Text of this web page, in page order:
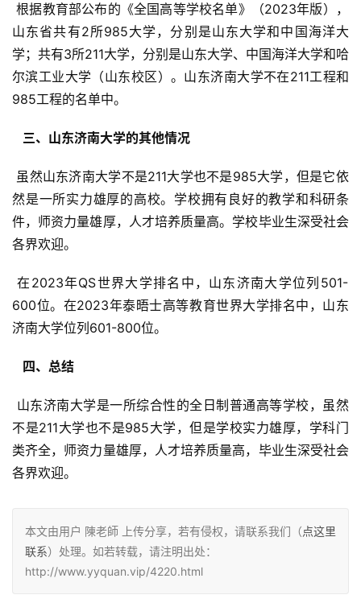
根据教育部公布的《全国高等学校名单》（2023年版），
山东省共有2所985大学，分别是山东大学和中国海洋大
学；共有3所211大学，分别是山东大学、中国海洋大学和哈
尔滨工业大学（山东校区）。山东济南大学不在211工程和
985工程的名单中。
  三、山东济南大学的其他情况
然是一所实力雄厚的高校。学校拥有良好的教学和科研条
件，师资力量雄厚，人才培养质量高。学校毕业生深受社会
各界欢迎。
在2023年QS世界大学排名中，山东济南大学位列501-
600位。在2023年泰晤士高等教育世界大学排名中，山东
济南大学位列601-800位。
  四、总结
不是211大学也不是985大学，但是学校实力雄厚，学科门
类齐全，师资力量雄厚，人才培养质量高，毕业生深受社会
各界欢迎。
本文由用户 陳老師 上传分享，若有侵权，请联系我们（点这里
联系）处理。如若转载，请注明出处：
http://www.yyquan.vip/4220.html